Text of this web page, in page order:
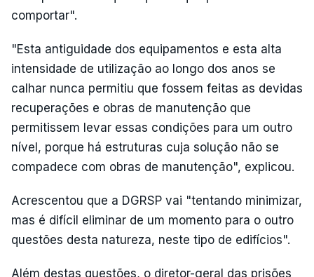
comportar".
"Esta antiguidade dos equipamentos e esta alta
intensidade de utilização ao longo dos anos se
calhar nunca permitiu que fossem feitas as devidas
recuperações e obras de manutenção que
permitissem levar essas condições para um outro
nível, porque há estruturas cuja solução não se
compadece com obras de manutenção", explicou.
Acrescentou que a DGRSP vai "tentando minimizar,
mas é difícil eliminar de um momento para o outro
questões desta natureza, neste tipo de edifícios".
Além destas questões, o diretor-geral das prisões